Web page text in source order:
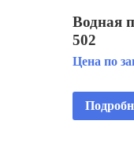
Водная
502
Цена по